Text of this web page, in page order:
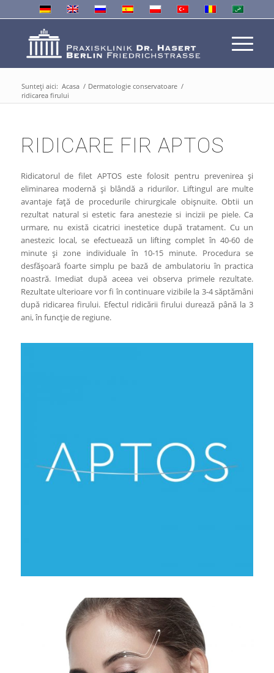
Sunteți aici: Acasa / Dermatologie conservatoare /
ridicarea firului
RIDICARE FIR APTOS
Ridicatorul de filet APTOS este folosit pentru prevenirea și
eliminarea modernă și blândă a ridurilor. Liftingul are multe
avantaje față de procedurile chirurgicale obișnuite. Obtii un
rezultat natural si estetic fara anestezie si incizii pe piele. Ca
urmare, nu există cicatrici inestetice după tratament. Cu un
anestezic local, se efectuează un lifting complet în 40-60 de
minute și zone individuale în 10-15 minute. Procedura se
desfășoară foarte simplu pe bază de ambulatoriu în practica
noastră. Imediat după aceea vei observa primele rezultate.
Rezultate ulterioare vor fi în continuare vizibile la 3-4 săptămâni
după ridicarea firului. Efectul ridicării firului durează până la 3
ani, în funcție de regiune.